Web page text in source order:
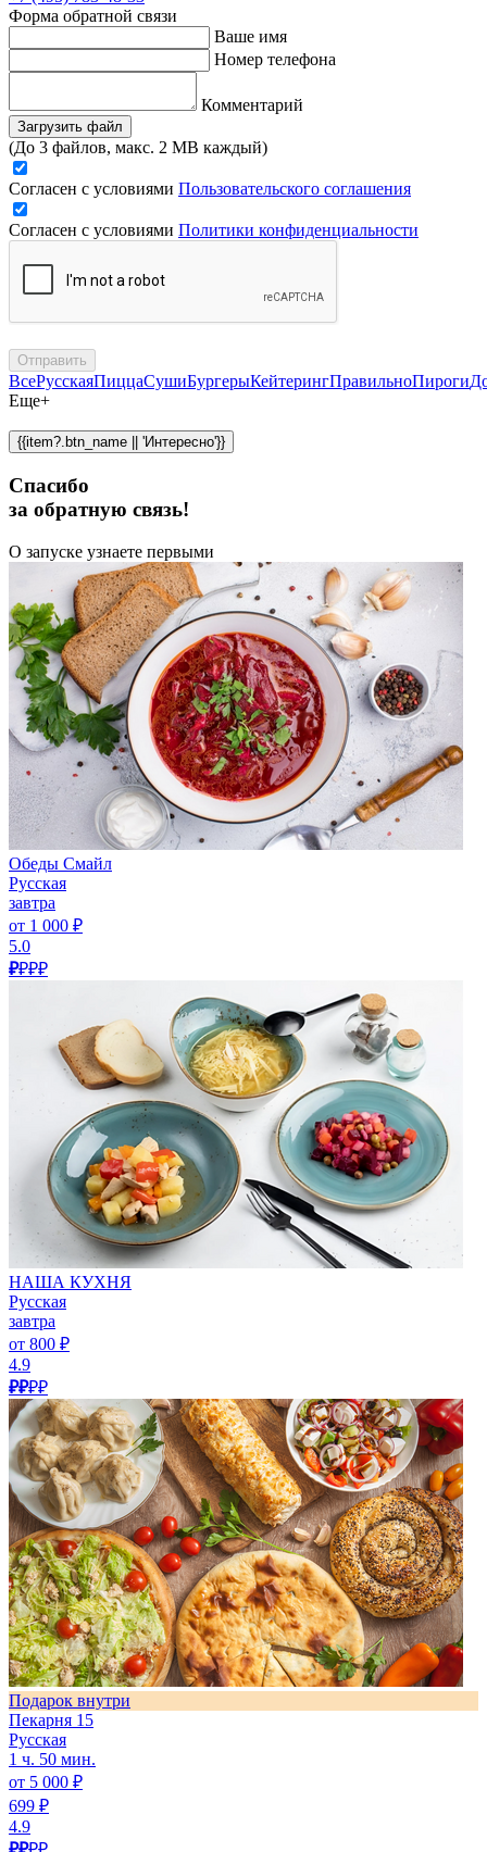
Форма обратной связи
Ваше имя
Номер телефона
Комментарий
Загрузить файл
(До 3 файлов, макс. 2 MB каждый)
Согласен с условиями Пользовательского соглашения
Согласен с условиями Политики конфиденциальности
Отправить
ВсеРусскаяПиццаСушиБургерыКейтерингПравильноПироги
Еще+
{{item?.btn_name || 'Интересно'}}
Спасибо
за обратную связь!
О запуске узнаете первыми
Обеды Смайл
Русская
завтра
от 1 000 ₽
5.0
₽₽₽₽
НАША КУХНЯ
Русская
завтра
от 800 ₽
4.9
₽₽₽₽
Подарок внутри
Пекарня 15
Русская
1 ч. 50 мин.
от 5 000 ₽
699 ₽
4.9